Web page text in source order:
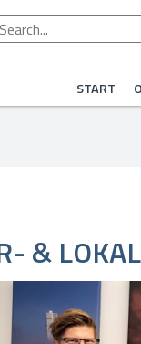
START
&